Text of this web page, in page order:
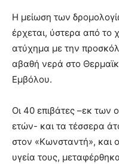
Η μείωση των
έρχεται, ύστερα από το
ατύχημα με την
αβαθή νερά στο
Εμβόλου.
Οι 40 επιβάτες –εκ των
ετών- και τα τέσσερα
στον «Κωνσταντή», και
υγεία τους,